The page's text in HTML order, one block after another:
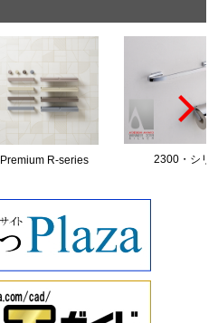
Premium R‐series 2300・シリ